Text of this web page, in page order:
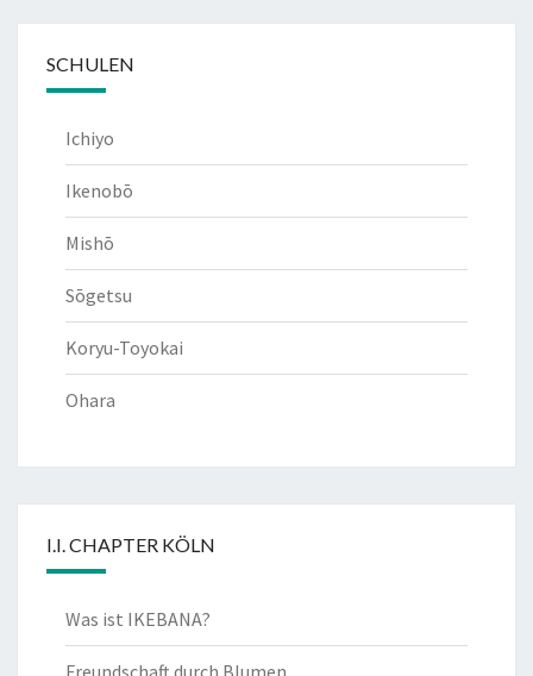
SCHULEN
Ichiyo
Ikenobō
Mishō
Sōgetsu
Koryu-Toyokai
Ohara
I.I. CHAPTER KÖLN
Was ist IKEBANA?